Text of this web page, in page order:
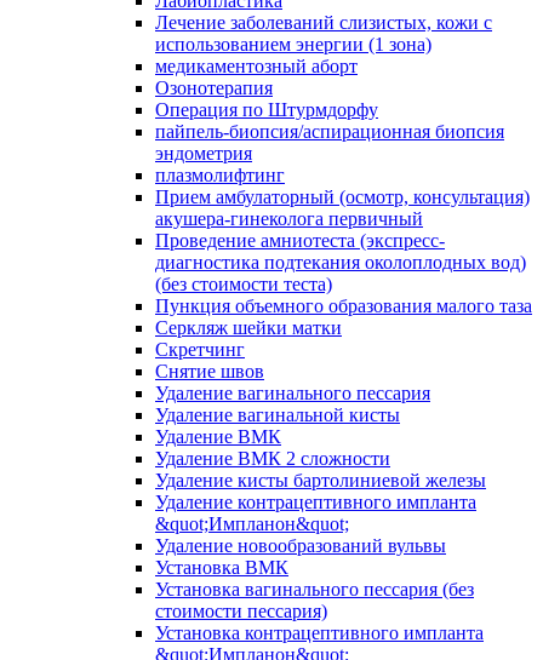
Лечение заболеваний слизистых, кожи с
использованием энергии (1 зона)
медикаментозный аборт
Озонотерапия
Операция по Штурмдорфу
пайпель-биопсия/аспирационная биопсия
эндометрия
плазмолифтинг
Прием амбулаторный (осмотр, консультация)
акушера-гинеколога первичный
Проведение амниотеста (экспресс-
диагностика подтекания околоплодных вод)
(без стоимости теста)
Пункция объемного образования малого таза
Серкляж шейки матки
Скретчинг
Снятие швов
Удаление вагинального пессария
Удаление вагинальной кисты
Удаление ВМК
Удаление ВМК 2 сложности
Удаление кисты бартолиниевой железы
Удаление контрацептивного импланта
&quot;Импланон&quot;
Удаление новообразований вульвы
Установка ВМК
Установка вагинального пессария (без
стоимости пессария)
Установка контрацептивного импланта
&quot;Импланон&quot;